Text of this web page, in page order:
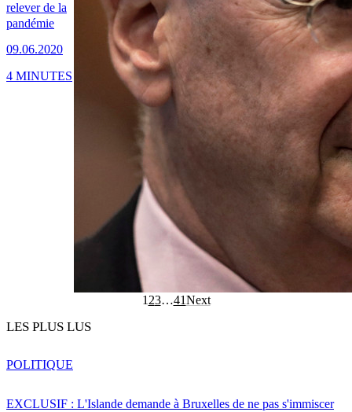
relever de la
pandémie
09.06.2020
4 MINUTES
1 23…41Next
LES PLUS LUS
EXCLUSIF : L'Islande demande à Bruxelles de ne pas s'immiscer
POLITIQUE